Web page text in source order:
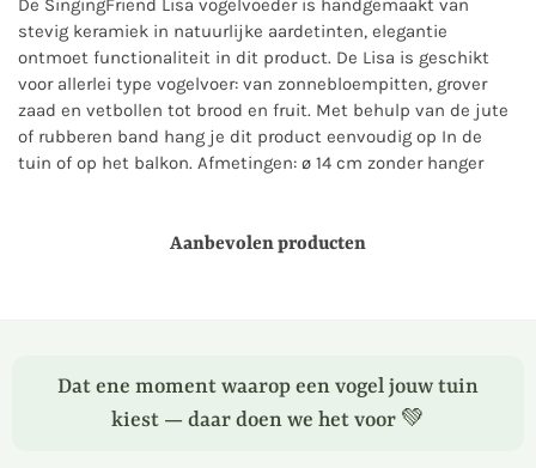
De SingingFriend Lisa vogelvoeder is handgemaakt van
stevig keramiek in natuurlijke aardetinten, elegantie
ontmoet functionaliteit in dit product. De Lisa is geschikt
voor allerlei type vogelvoer: van zonnebloempitten, grover
zaad en vetbollen tot brood en fruit. Met behulp van de jute
of rubberen band hang je dit product eenvoudig op In de
tuin of op het balkon. Afmetingen: ø 14 cm zonder hanger
Aanbevolen producten
Dat ene moment waarop een vogel jouw tuin
kiest — daar doen we het voor 💚